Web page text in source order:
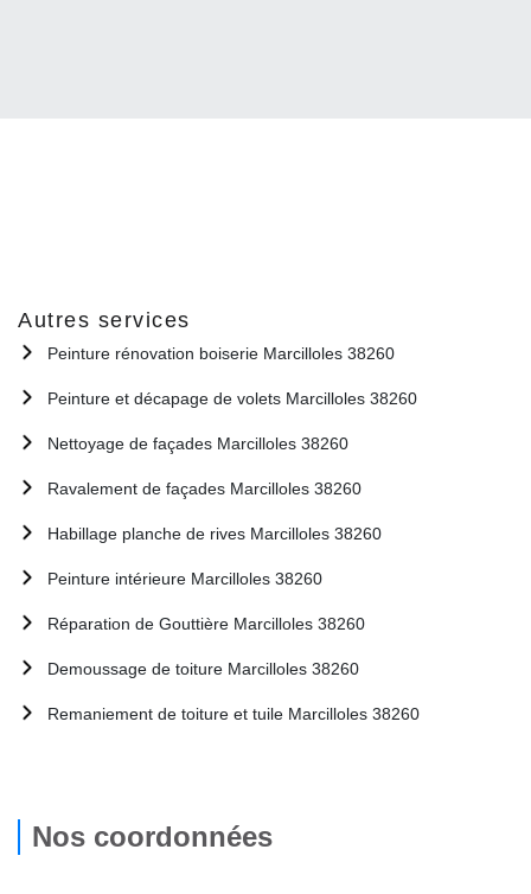
Autres services
Peinture rénovation boiserie Marcilloles 38260
Peinture et décapage de volets Marcilloles 38260
Nettoyage de façades Marcilloles 38260
Ravalement de façades Marcilloles 38260
Habillage planche de rives Marcilloles 38260
Peinture intérieure Marcilloles 38260
Réparation de Gouttière Marcilloles 38260
Demoussage de toiture Marcilloles 38260
Remaniement de toiture et tuile Marcilloles 38260
Nos coordonnées